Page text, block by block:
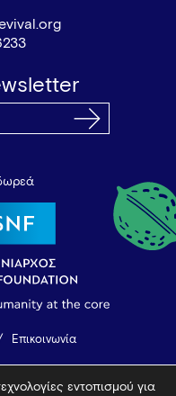
Επικοινωνία
Revival εντοπισμού για